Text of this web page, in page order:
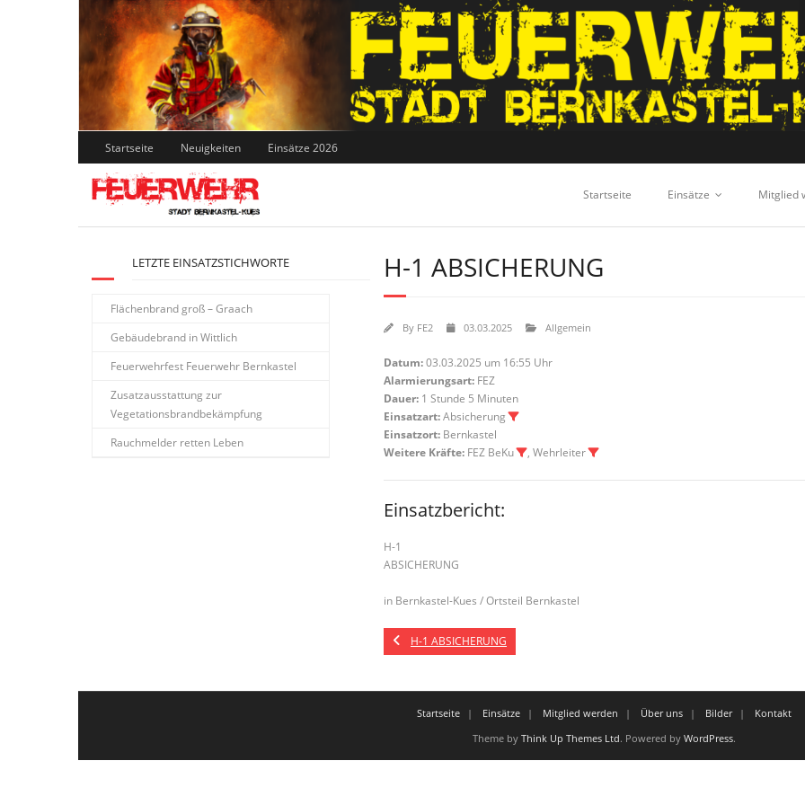
Skip
to
content
Startseite Neuigkeiten Einsätze 2026
Startseite Einsätze Mitglied
H-1 ABSICHERUNG
By FE2 03.03.2025 Allgemein
Datum:03.03.2025 um 16:55 Uhr
Alarmierungsart: FEZ
Dauer: 1 Stunde 5 Minuten
Einsatzart:Absicherung
Einsatzort: Bernkastel
Weitere Kräfte: FEZ BeKu , Wehrleiter
Einsatzbericht:
H-1
ABSICHERUNG
in Bernkastel-Kues / Ortsteil Bernkastel
H-1 ABSICHERUNG
LETZTE EINSATZSTICHWORTE
Flächenbrand groß – Graach
Gebäudebrand in Wittlich
Feuerwehrfest Feuerwehr Bernkastel
Zusatzausstattung zur
Vegetationsbrandbekämpfung
Rauchmelder retten Leben
Startseite Einsätze Mitglied werden Über uns Bilder
Kontakt
Theme by Think Up Themes Ltd. Powered by WordPress.